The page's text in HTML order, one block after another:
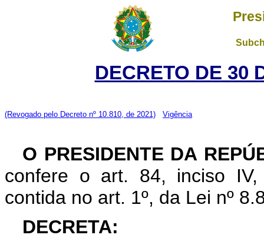
DECRETO DE 30
(Revogado pelo Decreto nº 10.810, de 2021) Vigência
O PRESIDENTE DA
confere o art. 84, inciso
contida no art. 1º, da Lei nº
DECRETA: